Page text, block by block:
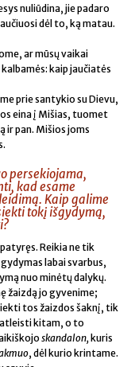
nuliūdina, jie padaro
dėl to, ką matau.
ar mūsų vaikai
kaip jaučiatės
prie santykio su Dievu,
eina į Mišias, tuomet
ir pan. Mišios joms
persekiojama,
kad esame
Kaip galime
tokį išgydymą,
Reikia ne tik
labai svarbus,
nuo minėtų dalykų.
žaizdą jo gyvenime;
tos žaizdos šaknį, tik
atleisti kitam, o to
skandalon, kuris
, dėl kurio krintame.